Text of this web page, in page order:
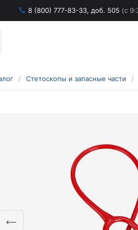
8 (800) 777-83-33, доб. 505 (с
луп
наборы отоскопов и
наборы de luxe
наборы Econom
/ Стетоскопы и запасные части /